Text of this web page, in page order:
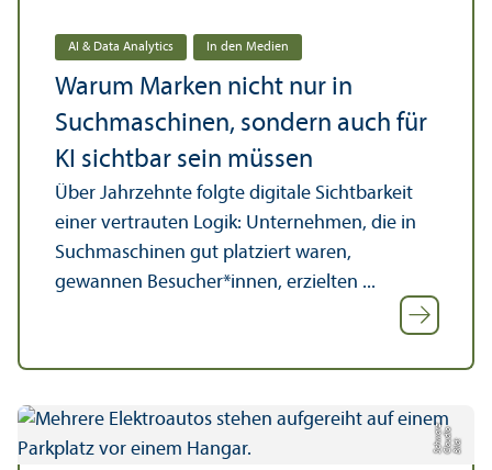
AI & Data Analytics In den Medien
Warum Marken nicht nur in
Suchmaschinen, sondern auch für
KI sichtbar sein müssen
Über Jahrzehnte folgte digitale Sichtbarkeit
einer vertrauten Logik: Unter­nehmen, die in
Suchmaschinen gut platz­iert waren,
gewannen Besucher*innen, erzielten ...
Bil
d:
Cl
a
u
di
oS
c
h
w
a
r
z